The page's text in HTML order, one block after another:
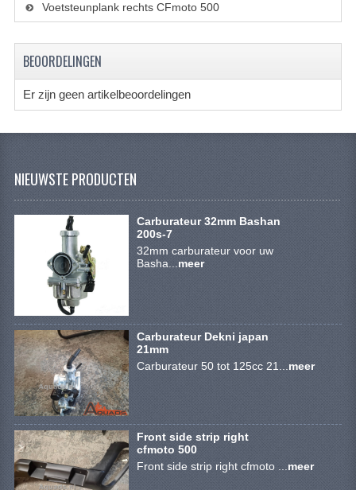
VERLICHTING
SHINERAY 300ST 5E
SHINERAY 350ST-2E
BODY KAPPEN EN FRAME
BRANDSTOF SYSTEEM
KABELS
MOTOR
REM SYSTEEM
Voetsteunplank rechts CFmoto 500
BEOORDELINGEN
Er zijn geen artikelbeoordelingen
NIEUWSTE PRODUCTEN
Carburateur 32mm Bashan
200s-7
32mm carburateur voor uw
Basha... meer
Carburateur Dekni japan
21mm
Carburateur 50 tot 125cc 21... meer
Front side strip right
cfmoto 500
Front side strip right cfmoto ... meer